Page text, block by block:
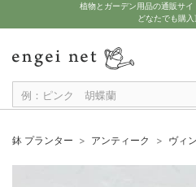
植物とガーデン用品の通販サ
どなたでも購
鉢 プランター アンティーク ヴィ